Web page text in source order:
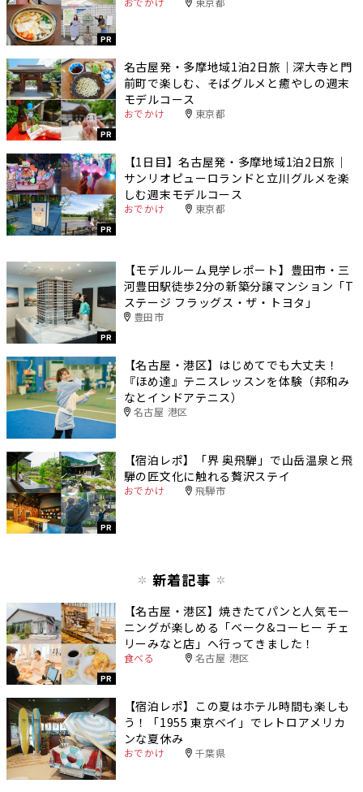
PR
PR
名古屋発・多摩地域1泊2日旅｜深大寺と門
前町で楽しむ、そばグルメと癒やしの週末
モデルコース
おでかけ 東京都
PR
【1日目】名古屋発・多摩地域1泊2日旅｜
サンリオピューロランドと立川グルメを楽
しむ週末モデルコース
おでかけ 東京都
PR
【モデルルーム見学レポート】豊田市・三
河豊田駅徒歩2分の新築分譲マンション「T
ステージ フラッグス・ザ・トヨタ」
豊田市
【名古屋・港区】はじめてでも大丈夫！
『ほめ達』テニスレッスンを体験（邦和み
なとインドアテニス）
名古屋 港区
PR
【宿泊レポ】「界 奥飛騨」で山岳温泉と飛
騨の匠文化に触れる贅沢ステイ
おでかけ 飛騨市
新着記事
PR
【名古屋・港区】焼きたてパンと人気モー
ニングが楽しめる「ベーク&コーヒー チェ
リーみなと店」へ行ってきました！
食べる 名古屋 港区
【宿泊レポ】この夏はホテル時間も楽しも
う！「1955 東京ベイ」でレトロアメリカ
ンな夏休み
おでかけ 千葉県